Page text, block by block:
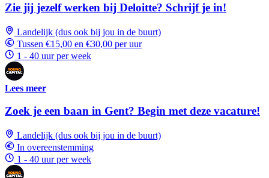
Zie jij jezelf werken bij Deloitte? Schrijf je in!
Landelijk (dus ook bij jou in de buurt)
Tussen €15,00 en €30,00 per uur
1 - 40 uur per week
Lees meer
Zoek je een baan in Gent? Begin met deze vacature!
Landelijk (dus ook bij jou in de buurt)
In overeenstemming
1 - 40 uur per week